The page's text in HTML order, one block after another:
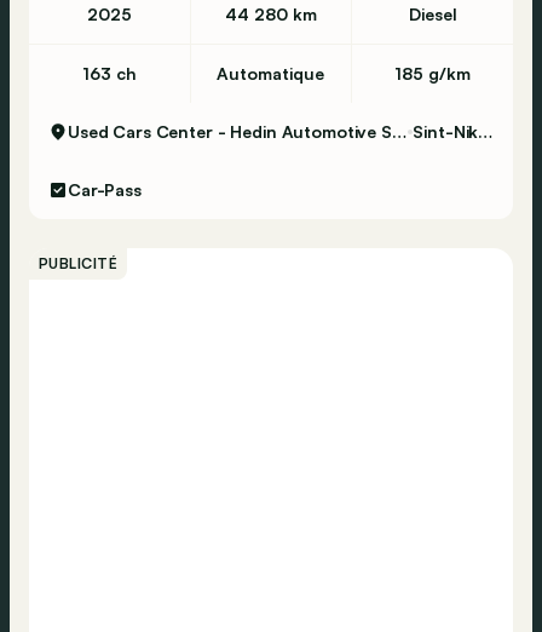
2025 44 280 km Diesel
163 ch Automatique 185 g/km
Used Cars Center - Hedin Automotive Sint-Niklaas Sint-Niklaas
Car-Pass
PUBLICITÉ